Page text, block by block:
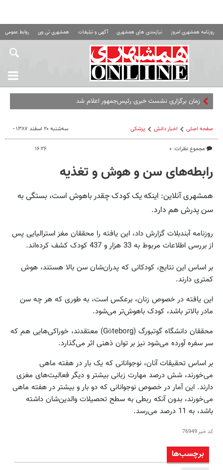
روزنامه همشهری امروز نیازمندی های همشهری آگهی و تبلیغات همشهری تی وی روابط عمومی
زمان برگزاری نشست خبری رئیس‌جمهور اعلام شد
صفحه اصلی اخبار دانش پزشکی
مجموع نظرات: ۰
سه‌شنبه ۲۰ اسفند ۱۳۸۷ -
۱۶:۲۶
رابطه‌های سن و هوش و تغذیه
همشهری آنلاین: اینکه یک کودک چقدر باهوش است، بستگی به
سن پدرش هم دارد.
روزنامه آبندبلات گزارش داد، این یافته را محققان مغز استرالیایی پس
از بررسی اطلاعات مربوط به 33 هزار و 437 کودک کشف کرده‌اند.
بر اساس این نتایج، کودکانی که پدران‌شان سن بالا هستند، هوش
کمتری دارند.
این یافته در خصوص زنان، برعکس است، به طوری که هر چه سن
مادر بالاتر باشد، کودک باهوش‌تر می‌شود.
محققان دانشگاه گوتبورگ (Göteborg) معتقدند، خوراکی‌هایی هم که
سر سفره آورده می‌شود نیز بر توان ذهنی اثر می‌گذارد.
بر اساس تحقیقات آنان، نوجوانانی که یک بار در هفته ماهی
می‌خورند، شش درصد مهارت زبانی بیشتر و دیگر فعالیت‌های مغزی
دارند. این آمار در خصوص نوجوانانی که دو بار و بیشتر در هفته ماهی
می‌خورند، بدون آنکه ربطی به سطح تحصیلات والدین‌شان داشته
باشد، به 11 درصد می‌رسد.
کد خبر76949
برچسب‌ها